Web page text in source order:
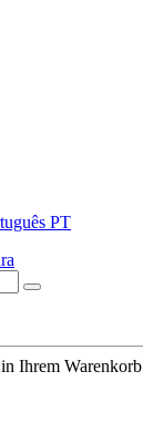
PT
Ihrem Warenkorb